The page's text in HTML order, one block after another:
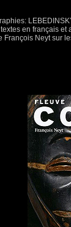
en français
Neyt sur